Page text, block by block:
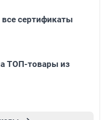
сертификаты
ТОП-товары из